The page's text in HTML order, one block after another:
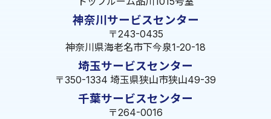
神奈川サービスセンター
〒243-0435
神奈川県海老名市下今泉1-20-18
埼玉サービスセンター
〒350-1334 埼玉県狭山市狭山49-39
千葉サービスセンター
〒264-0016